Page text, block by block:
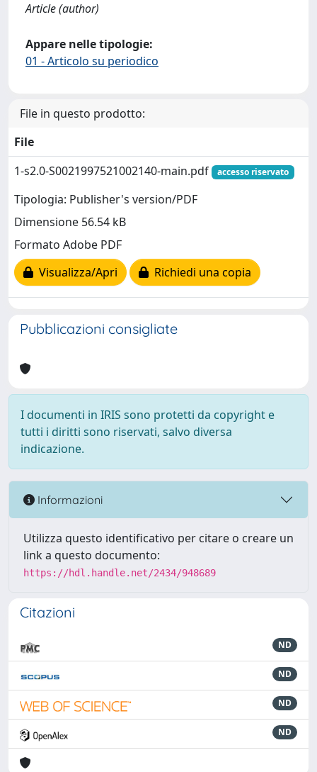
Article (author)
Appare nelle tipologie:
01 - Articolo su periodico
File in questo prodotto:
File
1-s2.0-S0021997521002140-main.pdf
accesso riservato
Tipologia: Publisher's version/PDF
Dimensione 56.54 kB
Formato Adobe PDF
Visualizza/Apri
Richiedi una copia
Pubblicazioni consigliate
I documenti in IRIS sono protetti da copyright e
tutti i diritti sono riservati, salvo diversa
indicazione.
Informazioni
Utilizza questo identificativo per citare o creare un
link a questo documento:
https://hdl.handle.net/2434/948689
Citazioni
ND
ND
ND
ND